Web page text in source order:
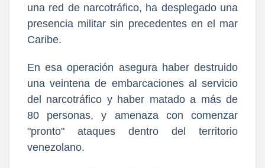
una red de narcotráfico, ha desplegado una
presencia militar sin precedentes en el mar
Caribe.
En esa operación asegura haber destruido
una veintena de embarcaciones al servicio
del narcotráfico y haber matado a más de
80 personas, y amenaza con comenzar
"pronto" ataques dentro del territorio
venezolano.